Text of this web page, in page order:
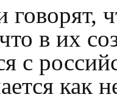
говорят,
в их
с
как